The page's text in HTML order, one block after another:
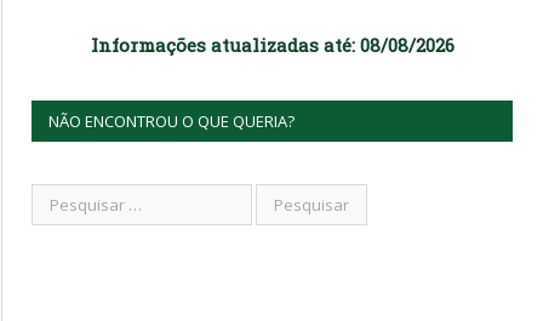
Informações atualizadas até: 08/08/2026
NÃO ENCONTROU O QUE QUERIA?